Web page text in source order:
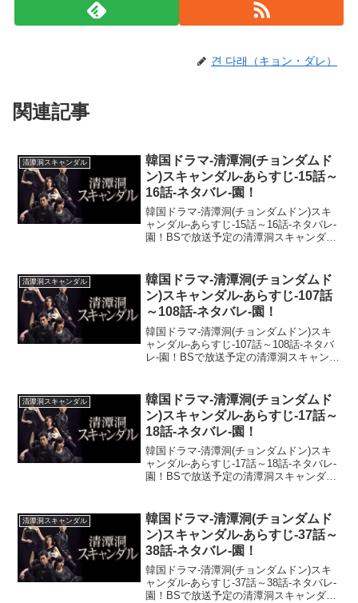
견 다래（キョン・ダレ）
関連記事
清潭洞スキャンダル
韓国ドラマ-清潭洞(チョンダムド
ン)スキャンダル-あらすじ-15話～
16話-ネタバレ-園！
韓国ドラマ-清潭洞(チョンダムドン)スキ
ャンダル-あらすじ-15話～16話-ネタバレ-
園！BSで放送予定の清潭洞スキャンダル
ロドロに交錯する憎悪と愛情。韓流の醍
醐味が凝...
清潭洞スキャンダル
韓国ドラマ-清潭洞(チョンダムド
ン)スキャンダル-あらすじ-107話
～108話-ネタバレ-園！
韓国ドラマ-清潭洞(チョンダムドン)スキ
ャンダル-あらすじ-107話～108話-ネタバ
レ-園！BSで放送予定の清潭洞スキャンダ
ドロドロに交錯する憎悪と愛情。韓流の
醍醐味...
清潭洞スキャンダル
韓国ドラマ-清潭洞(チョンダムド
ン)スキャンダル-あらすじ-17話～
18話-ネタバレ-園！
韓国ドラマ-清潭洞(チョンダムドン)スキ
ャンダル-あらすじ-17話～18話-ネタバレ-
園！BSで放送予定の清潭洞スキャンダル
ロドロに交錯する憎悪と愛情。韓流の醍
醐味が凝...
清潭洞スキャンダル
韓国ドラマ-清潭洞(チョンダムド
ン)スキャンダル-あらすじ-37話～
38話-ネタバレ-園！
韓国ドラマ-清潭洞(チョンダムドン)スキ
ャンダル-あらすじ-37話～38話-ネタバレ-
園！BSで放送予定の清潭洞スキャンダル